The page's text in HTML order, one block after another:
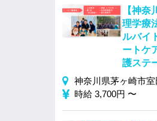
【神奈
理学療
ルバイ
ートケ
護ステ
神奈川県茅ヶ崎市室
時給 3,700円 〜